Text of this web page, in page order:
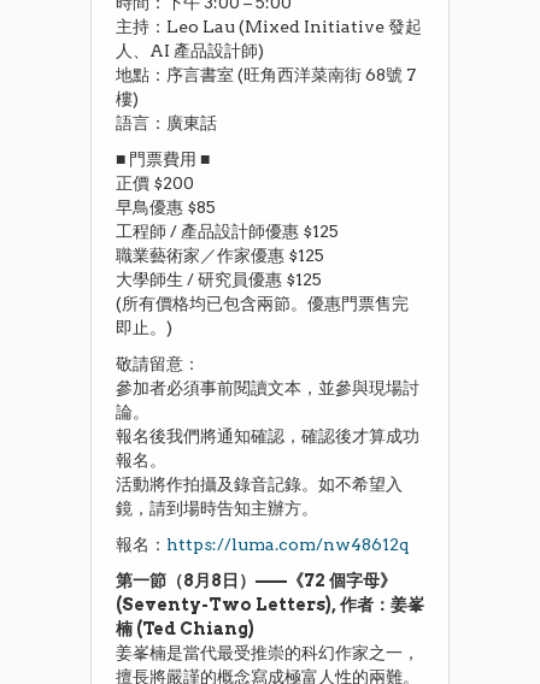
​主持：Leo Lau (Mixed Initiative 發起
人、AI 產品設計師)
​地點：序言書室 (旺角西洋菜南街 68號 7
樓)
​語言：廣東話
​■ 門票費用 ■
​正價 $200
​早鳥優惠 $85
​工程師 / 產品設計師優惠 $125
​職業藝術家／作家優惠 $125
​大學師生 / 研究員優惠 $125
​(所有價格均已包含兩節。優惠門票售完
即止。)
​敬請留意：
​參加者必須事前閱讀文本，並參與現場討
論。
​報名後我們將通知確認，確認後才算成功
報名。
​活動將作拍攝及錄音記錄。如不希望入
鏡，請到場時告知主辦方。
報名： https://luma.com/nw48612q
第一節（8月8日）——《72 個字母》
(Seventy-Two Letters), 作者：姜峯
楠 (Ted Chiang)
​姜峯楠是當代最受推崇的科幻作家之一，
擅長將嚴謹的概念寫成極富人性的兩難。